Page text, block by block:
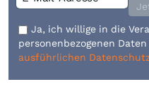
Ja, ich willige in die
personenbezogenen
ausführlichen